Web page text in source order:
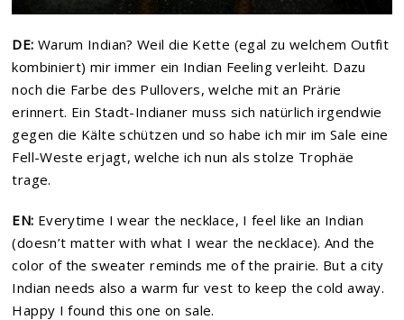
DE: Warum Indian? Weil die Kette (egal zu welchem Outfit
kombiniert) mir immer ein Indian Feeling verleiht. Dazu
noch die Farbe des Pullovers, welche mit an Prärie
erinnert. Ein Stadt-Indianer muss sich natürlich irgendwie
gegen die Kälte schützen und so habe ich mir imSale eine
Fell-Weste erjagt, welche ich nun als stolze Trophäe
trage.
EN: Everytime I wear the necklace, I feel like an Indian
(doesn’t matter with what I wear the necklace). And the
color of the sweater reminds me of the prairie. But a city
Indian needs also a warm fur vest to keep the cold away.
Happy I found this one on sale.